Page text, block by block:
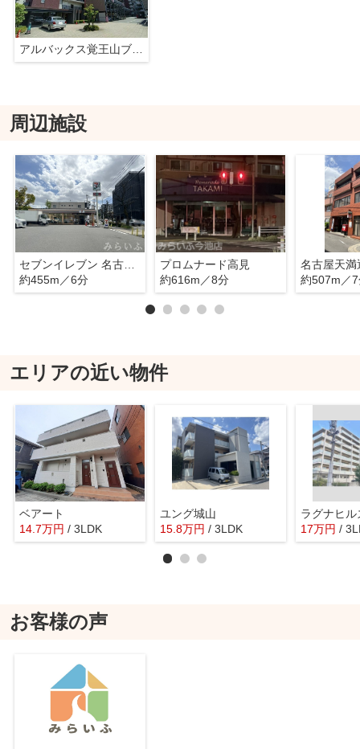
アルバックス覚王山ブランシェ
周辺施設
セブンイレブン 名古屋天満通店
約455m／6分
プロムナード高見
約616m／8分
名古屋天満
約507m／
エリアの近い物件
ベアート
14.7万円 / 3LDK
ユング城山
15.8万円 / 3LDK 17万円 /
お客様の声